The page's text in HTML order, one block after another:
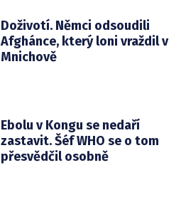
Doživotí. Němci odsoudili
Afghánce, který loni vraždil v
Mnichově
Ebolu v Kongu se nedaří
zastavit. Šéf WHO se o tom
přesvědčil osobně